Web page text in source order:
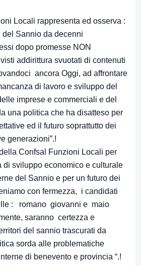
Locali rappresenta ed osserva :
del Sannio da decenni
dopo promesse NON
addirittura svuotati di contenuti
ancora Oggi, ad affrontare
di lavoro e sviluppo del
imprese e commerciali e del
una politica che ha disatteso per
ed il futuro soprattutto dei
generazioni”.!
Confsal Funzioni Locali per
di sviluppo economico e culturale
del Sannio e per un futuro dei
con fermezza, i candidati
: romano giovanni e maio
saranno certezza e
del sannio trascurati da
sorda alle problematiche
di benevento e provincia “.!